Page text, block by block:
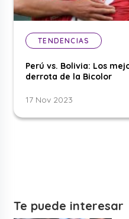
TENDENCIAS
Perú vs. Bolivia: Los
derrota de la Bicolor
17 Nov 2023
Te puede interesar